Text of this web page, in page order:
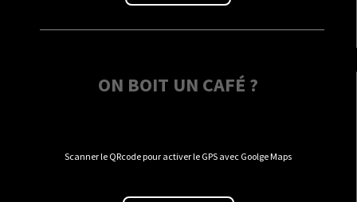
ON BOIT UN CAFÉ ?
Scanner le QRcode pour activer le GPS avec Goolge Maps